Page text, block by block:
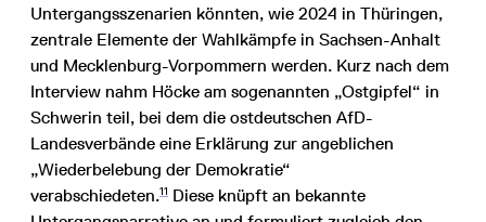
Untergangsszenarien könnten, wie 2024 in Thüringen,
zentrale Elemente der Wahlkämpfe in Sachsen-Anhalt
und Mecklenburg-Vorpommern werden. Kurz nach dem
Interview nahm Höcke am sogenannten „Ostgipfel“ in
Schwerin teil, bei dem die ostdeutschen AfD-
Landesverbände eine Erklärung zur angeblichen
„Wiederbelebung der Demokratie“
verabschiedeten.11 Diese knüpft an bekannte